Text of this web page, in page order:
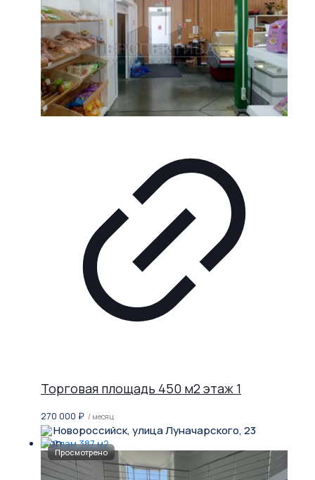
Торговая площадь 450 м2 этаж 1
270 000 ₽ / месяц
Новороссийск, улица Луначарского, 23